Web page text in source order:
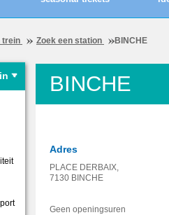
trein Zoek een station BINCHE
BINCHE
Adres
PLACE DERBAIX,
7130 BINCHE
Geen openingsuren